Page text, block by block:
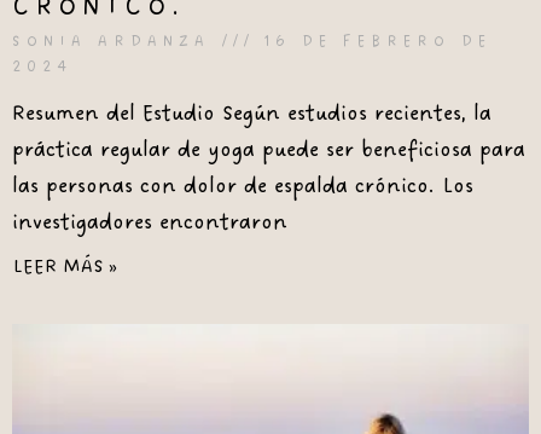
SONIA ARDANZA
16 DE FEBRERO DE
2024
Resumen del Estudio Según estudios recientes, la
práctica regular de yoga puede ser beneficiosa para
las personas con dolor de espalda crónico. Los
investigadores encontraron
LEER MÁS »